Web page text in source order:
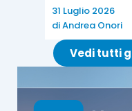
nonché norme
e di sci – alpinismo.
Anche per le
provvedimenti
31 Luglio 2026
diAndrea Onori
Vedi tutti